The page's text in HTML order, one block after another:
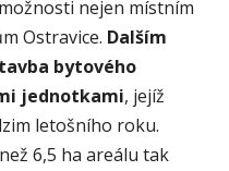
nejen místním
Ostravice. Dalším
bytového
jednotkami, jejíž
letošního roku.
6,5 ha areálu tak